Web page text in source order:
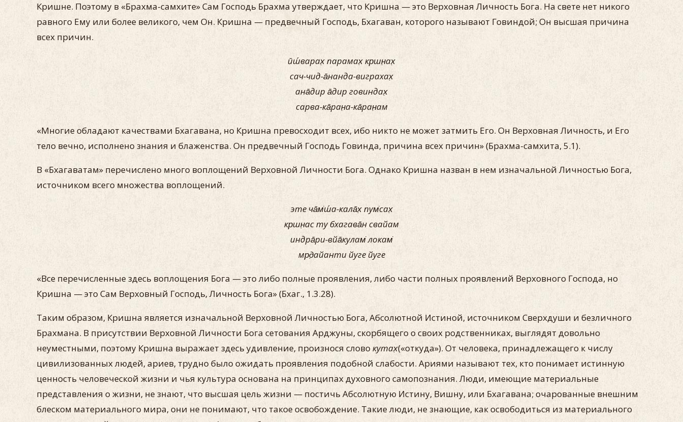
Кришне. Поэтому в «Брахма-самхите» Сам Господь Брахма утверждает, что Кришна — это Верховная Личность Бога. На свете нет никого
равного Ему или более великого, чем Он. Кришна — предвечный Господь, Бхагаван, которого называют Говиндой; Он высшая причина
всех причин.
ӣш́варах̣ парамах̣ кр̣шн̣ах̣
сач-чид-а̄нанда-виграхах̣
ана̄дир а̄дир говиндах̣
сарва-ка̄ран̣а-ка̄ран̣ам
«Многие обладают качествами Бхагавана, но Кришна превосходит всех, ибо никто не может затмить Его. Он Верховная Личность, и Его
тело вечно, исполнено знания и блаженства. Он предвечный Господь Говинда, причина всех причин» (Брахма-самхита, 5.1).
В «Бхагаватам» перечислено много воплощений Верховной Личности Бога. Однако Кришна назван в нем изначальной Личностью Бога,
источником всего множества воплощений.
эте ча̄м̇ш́а-кала̄х̣ пум̇сах̣
кр̣шн̣ас ту бхагава̄н свайам
индра̄ри-вйа̄кулам̇ локам̇
мр̣д̣айанти йуге йуге
«Все перечисленные здесь воплощения Бога — это либо полные проявления, либо части полных проявлений Верховного Господа, но
Кришна — это Сам Верховный Господь, Личность Бога» (Бхаг., 1.3.28).
Таким образом, Кришна является изначальной Верховной Личностью Бога, Абсолютной Истиной, источником Сверхдуши и безличного
Брахмана. В присутствии Верховной Личности Бога сетования Арджуны, скорбящего о своих родственниках, выглядят довольно
неуместными, поэтому Кришна выражает здесь удивление, произнося словокутах̣(«откуда»). От человека, принадлежащего к числу
цивилизованных людей, ариев, трудно было ожидать проявления подобной слабости. Ариями называют тех, кто понимает истинную
ценность человеческой жизни и чья культура основана на принципах духовного самопознания. Люди, имеющие материальные
представления о жизни, не знают, что высшая цель жизни — постичь Абсолютную Истину, Вишну, или Бхагавана; очарованные внешним
блеском материального мира, они не понимают, что такое освобождение. Такие люди, не знающие, как освободиться из материального